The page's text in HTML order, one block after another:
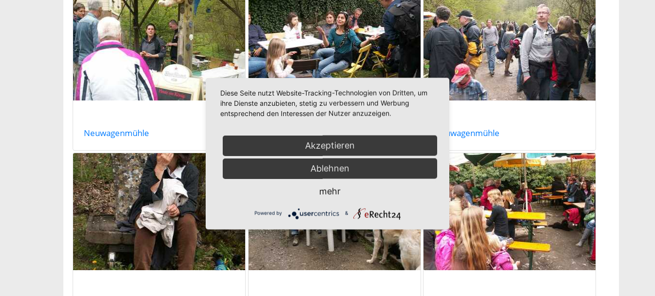
Neuwagenmühle Neuwagenmühle Neuwagenmühle
Diese Seite nutzt Website-Tracking-Technologien von Dritten, um
ihre Dienste anzubieten, stetig zu verbessern und Werbung
entsprechend den Interessen der Nutzer anzuzeigen.
Akzeptieren
Ablehnen
mehr
Powered by &